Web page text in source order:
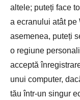
altele; puteți face
a ecranului atât pe
asemenea, puteți
o regiune
acceptă
unui computer,
tău într-un singur